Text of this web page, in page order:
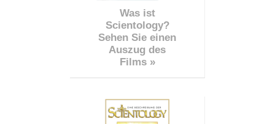
Was ist
Scientology?
Sehen Sie einen
Auszug des
Films »